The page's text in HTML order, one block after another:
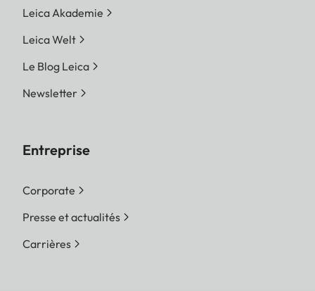
Leica Akademie
Leica Welt
Le Blog Leica
Newsletter
Entreprise
Corporate
Presse et actualités
Carrières